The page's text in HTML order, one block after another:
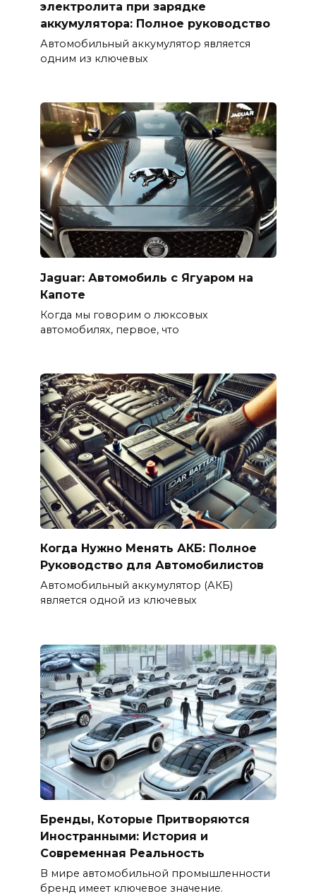
электролита при зарядке
аккумулятора: Полное руководство
Автомобильный аккумулятор является
одним из ключевых
Jaguar: Автомобиль с Ягуаром на
Капоте
Когда мы говорим о люксовых
автомобилях, первое, что
Когда Нужно Менять АКБ: Полное
Руководство для Автомобилистов
Автомобильный аккумулятор (АКБ)
является одной из ключевых
Бренды, Которые Притворяются
Иностранными: История и
Современная Реальность
В мире автомобильной промышленности
бренд имеет ключевое значение.